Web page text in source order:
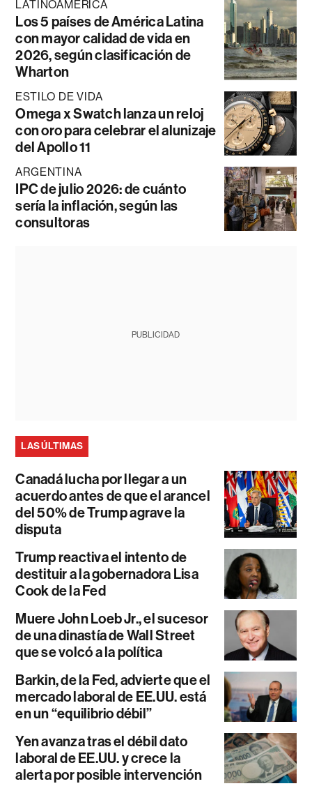
LATINOAMÉRICA
Los 5 países de América Latina
con mayor calidad de vida en
2026, según clasificación de
Wharton
ESTILO DE VIDA
Omega x Swatch lanza un reloj
con oro para celebrar el alunizaje
del Apollo 11
ARGENTINA
IPC de julio 2026: de cuánto
sería la inflación, según las
consultoras
PUBLICIDAD
LAS ÚLTIMAS
Canadá lucha por llegar a un
acuerdo antes de que el arancel
del 50% de Trump agrave la
disputa
Trump reactiva el intento de
destituir a la gobernadora Lisa
Cook de la Fed
Muere John Loeb Jr., el sucesor
de una dinastía de Wall Street
que se volcó a la política
Barkin, de la Fed, advierte que el
mercado laboral de EE.UU. está
en un “equilibrio débil”
Yen avanza tras el débil dato
laboral de EE.UU. y crece la
alerta por posible intervención